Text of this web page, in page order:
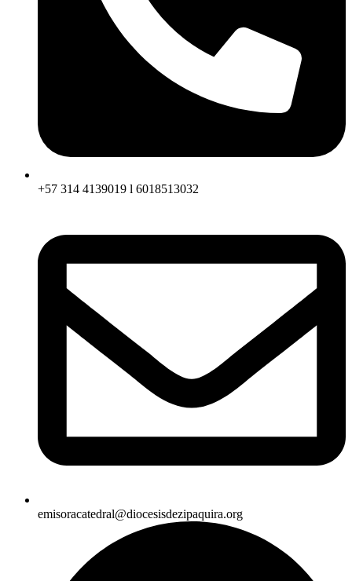
+57 314 4139019 l 6018513032
emisoracatedral@diocesisdezipaquira.org